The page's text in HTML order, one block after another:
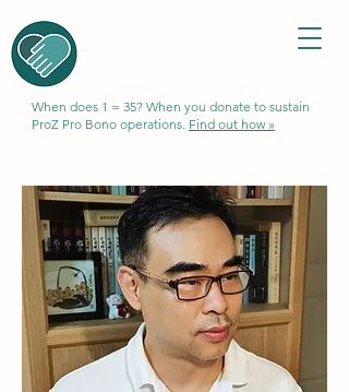
When does 1 = 35? When you donate to sustain
ProZ Pro Bono operations. Find out how »